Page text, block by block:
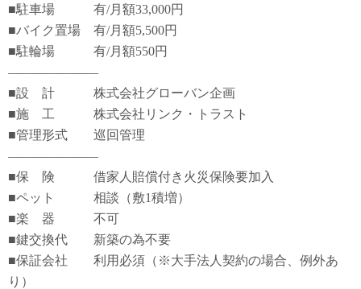
■駐車場 有/月額33,000円
■バイク置場 有/月額5,500円
■駐輪場 有/月額550円
―――――――
■設 計 株式会社グローバン企画
■施 工 株式会社リンク・トラスト
■管理形式 巡回管理
―――――――
■保 険 借家人賠償付き火災保険要加入
■ペット 相談（敷1積増）
■楽 器 不可
■鍵交換代 新築の為不要
■保証会社 利用必須（※大手法人契約の場合、例外あ
り）